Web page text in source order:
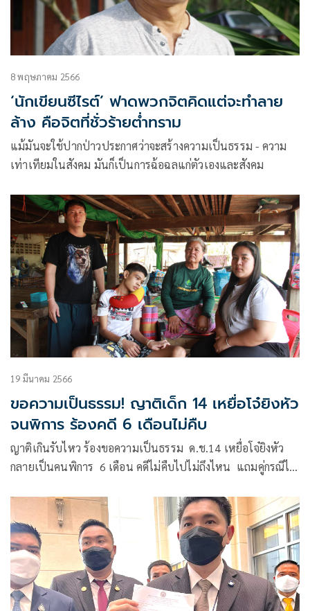
8 พฤษภาคม 2566
‘นักเขียนซีไรต์’ ฟาดพวกจิตคิดแต่จะทำลาย
ล้าง​ คือจิตที่ชั่วร้ายต่ำทราม
แม้มันจะใช้ปากป่าวประกาศว่าจะสร้างความเป็นธรรม​ -​ ความ
เท่าเทียมในสังคม​ มันก็เป็นการฉ้อฉลแก่ตัวเองและสังคม
19 มีนาคม 2566
ขอความเป็นธรรม! ญาติเด็ก 14 เหยื่อโจ๋ยิงหัว
จนพิการ ร้องคดี 6 เดือนไม่คืบ
ญาติเกินรับไหว ร้องขอความเป็นธรรม ด.ช.14 เหยื่อโจ๋ยิงหัว
กลายเป็นคนพิการ​ 6 เดือน​ คดีไม่คืบไปไม่ถึงไหน ​ แถมคู่กรณีได้